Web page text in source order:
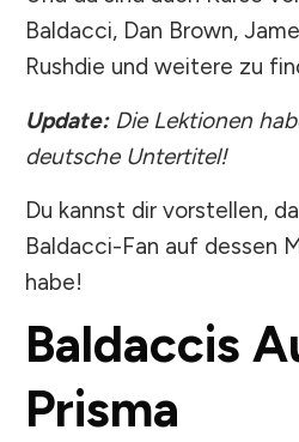
Baldacci, Dan Brown,
Rushdie und weitere zu
Update:Die Lektionen
deutsche Untertitel!
Du kannst dir vorstellen,
Baldacci-Fan auf dessen
habe!
Baldaccis
Prisma